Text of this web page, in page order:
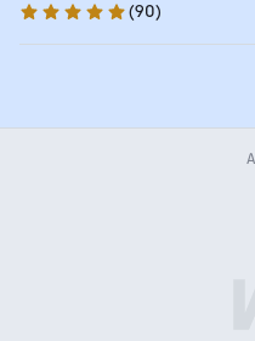
4.9 Sterne
(90)